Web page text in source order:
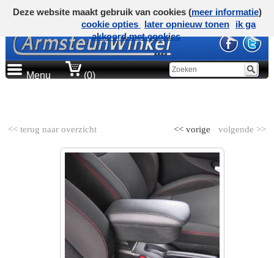
Menu (0)
<< terug naar overzicht volgende >>
<< vorige
Deze website maakt gebruik van cookies (meer informatie)
cookie opties
later opnieuw tonen
ik ga
akkoord met cookies